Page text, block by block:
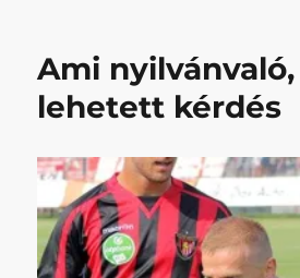
Ami
lehetett kérdés